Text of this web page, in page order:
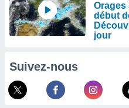
Orages
début
jour
Suivez-nous